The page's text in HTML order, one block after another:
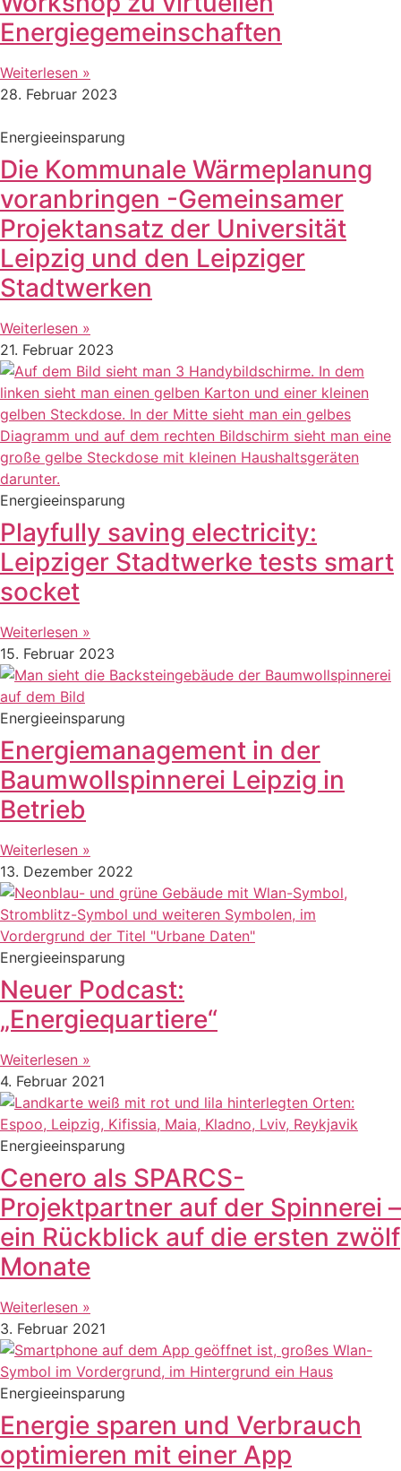
Energiegemeinschaften
Weiterlesen »
28. Februar 2023
Energieeinsparung
Die Kommunale Wärmeplanung
voranbringen -Gemeinsamer
Projektansatz der Universität
Leipzig und den Leipziger
Stadtwerken
Weiterlesen »
21. Februar 2023
Energieeinsparung
Playfully saving electricity:
Leipziger Stadtwerke tests smart
socket
Weiterlesen »
15. Februar 2023
Energieeinsparung
Energiemanagement in der
Baumwollspinnerei Leipzig in
Betrieb
Weiterlesen »
13. Dezember 2022
Energieeinsparung
Neuer Podcast:
„Energiequartiere“
Weiterlesen »
4. Februar 2021
Energieeinsparung
Cenero als SPARCS-
Projektpartner auf der Spinnerei –
ein Rückblick auf die ersten zwölf
Monate
Weiterlesen »
3. Februar 2021
Energieeinsparung
Energie sparen und Verbrauch
optimieren mit einer App